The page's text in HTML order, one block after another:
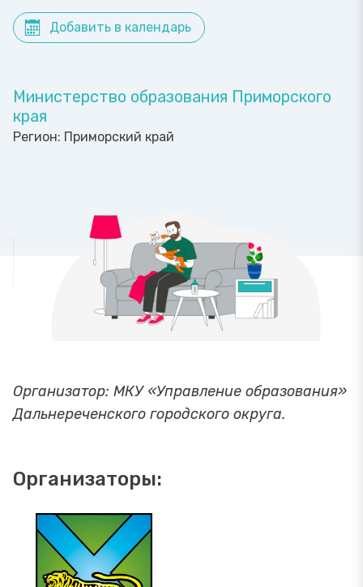
Добавить в календарь
Министерство образования Приморского
края
Регион: Приморский край
Организатор: МКУ «Управление образования»
Дальнереченского городского округа.
Организаторы: